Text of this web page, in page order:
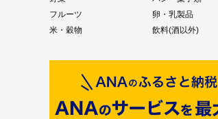
フルーツ
卵・乳製品
米・穀物
飲料(酒以外)